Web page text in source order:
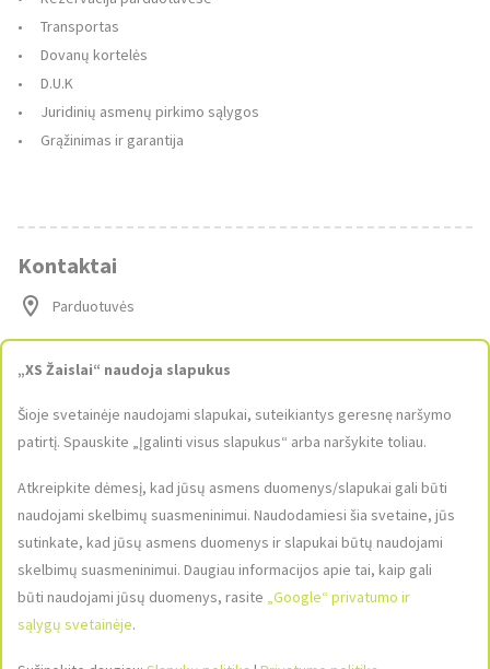
Transportas
Dovanų kortelės
D.U.K
Juridinių asmenų pirkimo sąlygos
Grąžinimas ir garantija
Kontaktai
Parduotuvės
Susisiekite su mumis
+370 610 22600
9:00-17:00
Socialiniai tinklai
Sekite mus socialiniuose tinkluose ir sužinokite apie naujausias
prekes ir akcijas!
Paveikslėlis
Paveikslėlis
„XS Žaislai“ naudoja slapukus
Šioje svetainėje naudojami slapukai, suteikiantys geresnę naršymo
patirtį. Spauskite „Įgalinti visus slapukus“ arba naršykite toliau.
Atkreipkite dėmesį, kad jūsų asmens duomenys/slapukai gali būti
naudojami skelbimų suasmeninimui. Naudodamiesi šia svetaine, jūs
sutinkate, kad jūsų asmens duomenys ir slapukai būtų naudojami
skelbimų suasmeninimui. Daugiau informacijos apie tai, kaip gali
būti naudojami jūsų duomenys, rasite „Google“ privatumo ir
sąlygų svetainėje.